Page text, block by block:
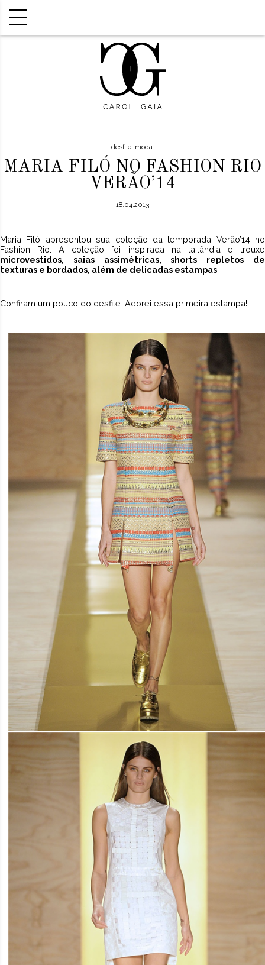
desfile moda
MARIA FILÓ NO FASHION RIO
VERÃO’14
18.04.2013
Maria Filó apresentou sua coleção da temporada Verão’14 no
Fashion Rio. A coleção foi inspirada na tailândia e trouxe
microvestidos, saias assimétricas, shorts repletos de
texturas e bordados, além de delicadas estampas
Confiram um pouco do desfile. Adorei essa primeira estampa!